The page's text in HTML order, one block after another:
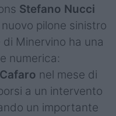
Stefano Nucci
pilone sinistro
di Minervino ha una
numerica:
nel mese di
a un intervento
un importante